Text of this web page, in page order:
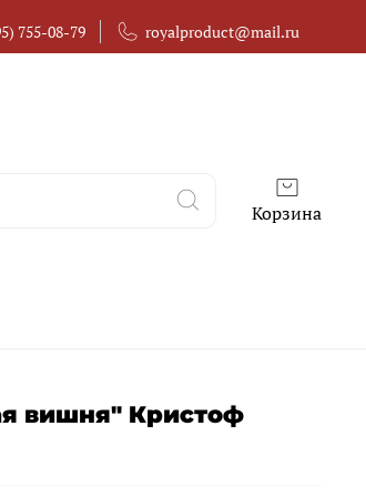
755-08-79 royalproduct@mail.ru
Корзина
вишня" Кристоф